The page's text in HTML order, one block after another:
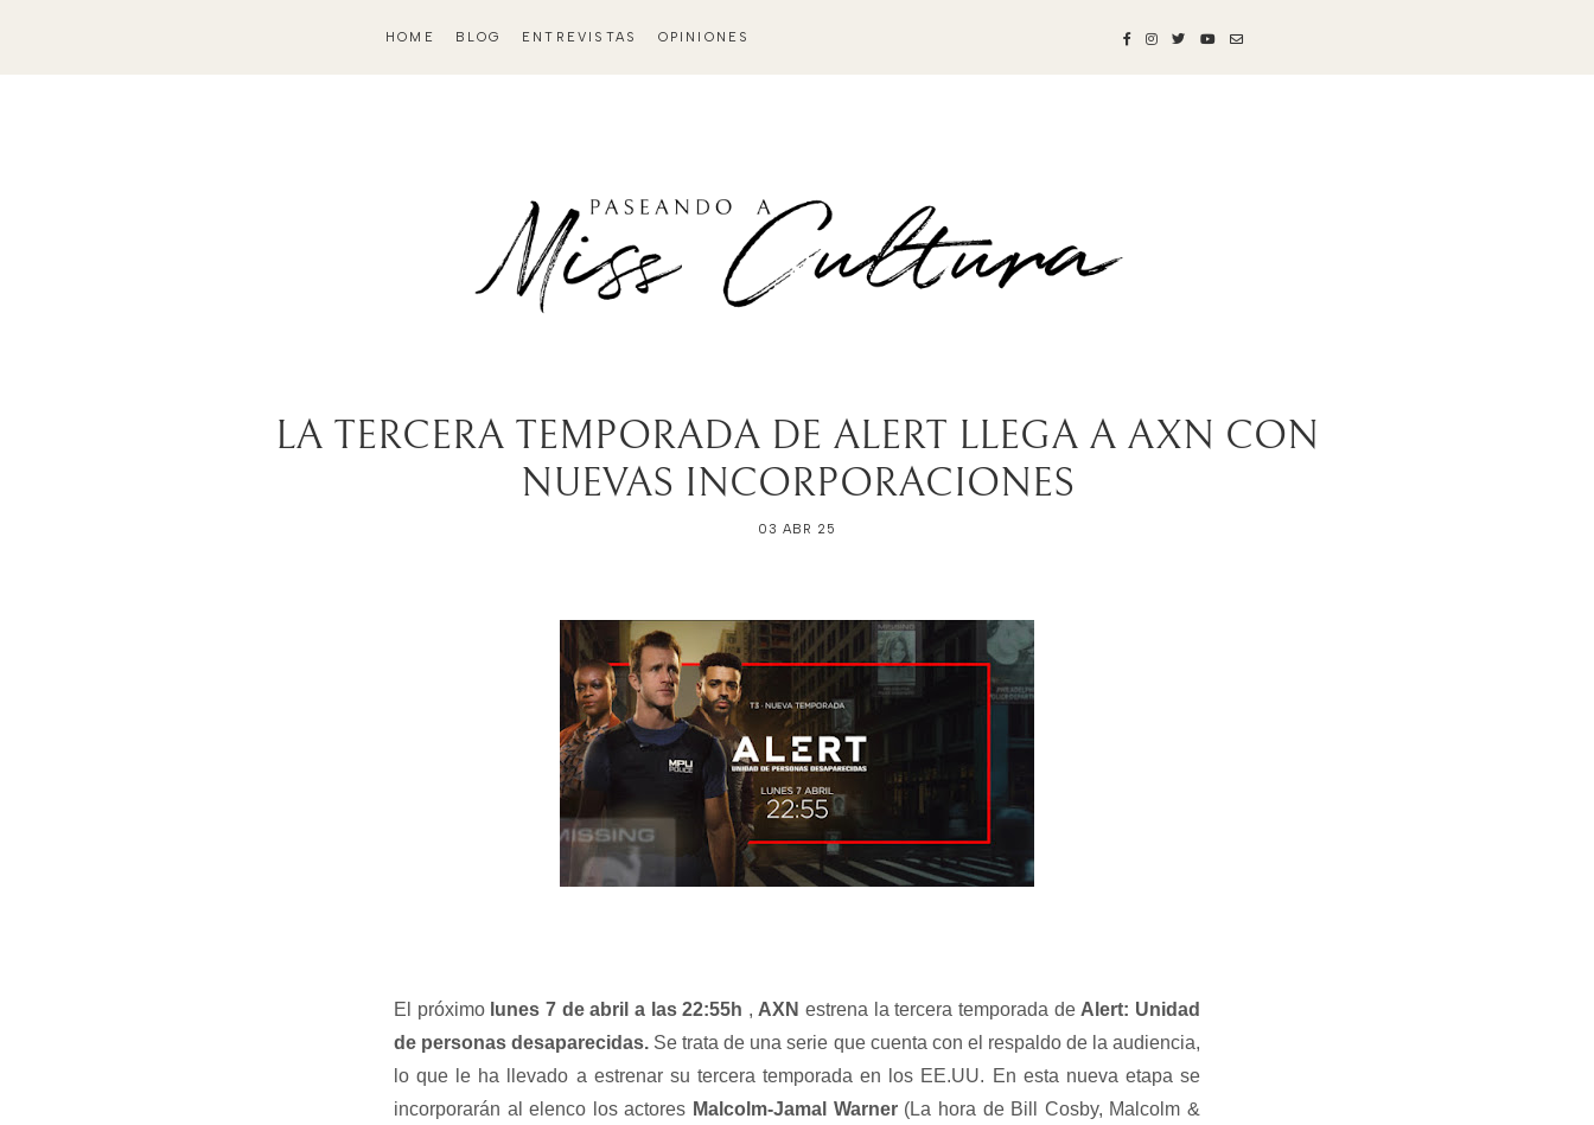
HOME BLOG ENTREVISTAS OPINIONES
LA TERCERA TEMPORADA DE ALERT LLEGA A AXN CON
NUEVAS INCORPORACIONES
03 ABR 25
El próximo lunes 7 de abril a las 22:55h , AXN estrena la tercera temporada de Alert: Unidad
de personas desaparecidas. Se trata de una serie que cuenta con el respaldo de la audiencia,
lo que le ha llevado a estrenar su tercera temporada en los EE.UU. En esta nueva etapa se
incorporarán al elenco los actores Malcolm-Jamal Warner(La hora de Bill Cosby, Malcolm &